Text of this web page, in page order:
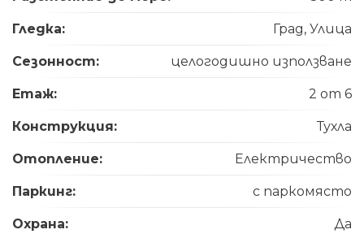
Гледка: Град, Улица
Сезонност: целогодишно използване
Етаж: 2 от 6
Конструкция: Тухла
Отопление: Електричество
Паркинг: с паркомясто
Охрана: Да